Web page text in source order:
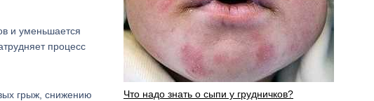
и уменьшается
процесс
грыж, снижению
Что надо знать о сыпи у грудничков?